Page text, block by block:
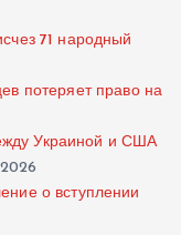
71 народный
потеряет право на
Украиной и США
о вступлении